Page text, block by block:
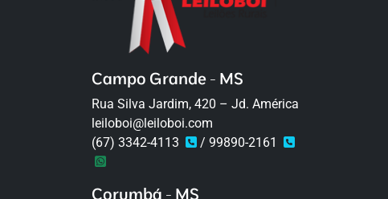
Campo Grande - MS
Rua Silva Jardim, 420 – Jd. América
leiloboi@leiloboi.com
(67) 3342-4113
/ 99890-2161
Corumbá - MS